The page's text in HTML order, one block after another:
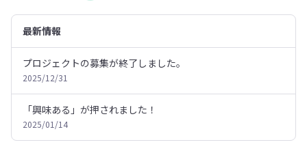
最新情報
プロジェクトの募集が終了しました。
2025/12/31
「興味ある」が押されました！
2025/01/14